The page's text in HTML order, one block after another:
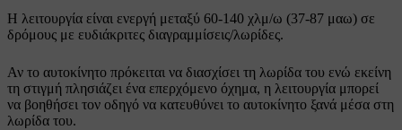
Η λειτουργία είναι ενεργή μεταξύ 60-140 χλμ/ω (37-87 μαω) σε
δρόμους με ευδιάκριτες διαγραμμίσεις/λωρίδες.
Αν το αυτοκίνητο πρόκειται να διασχίσει τη λωρίδα του ενώ εκείνη
τη στιγμή πλησιάζει ένα επερχόμενο όχημα, η λειτουργία μπορεί
να βοηθήσει τον οδηγό να κατευθύνει το αυτοκίνητο ξανά μέσα στη
λωρίδα του.